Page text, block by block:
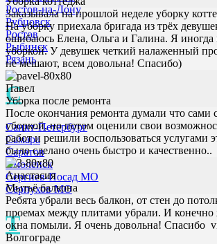
Ростов-на-Дону
Рубцовск
Ростов
Рыбинск
Рязань
С
Санкт-Петербург
Самара
Саратов
Смоленск
Сергиев-Посад МО
Серпухов МО
Т
Заказывала на прошлой неделе уборку
На уборку приехала бригада из трёх
ошибаюсь Елена, Ольга и Галина. Я иногда
уборкой. У девушек четкий налаженный
не мешают, всем довольна! Спасибо)
Павел
Уборка после ремонта
После окончания ремонта думали что сами
уборкой, но потом оценили свои
работ и решили воспользоваться услугами
было сделано очень быстро и качественно..
Анастасия
Мытьё балкона
Ребята убрали весь балкон, от стен до
проемах между плитами убрали. И
окна помыли. Я очень довольна! Спасибо
Волгограде